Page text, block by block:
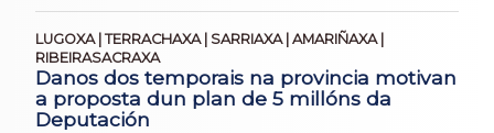
LUGOXA | TERRACHAXA | SARRIAXA | AMARIÑAXA |
RIBEIRASACRAXA
Danos dos temporais na provincia motivan
a proposta dun plan de 5 millóns da
Deputación